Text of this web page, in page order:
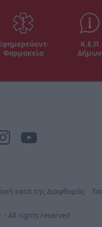
Φαρμακεία
Κ.Ε.Π
Δήμων
κατά της Διαφθοράς
- All rights reserved